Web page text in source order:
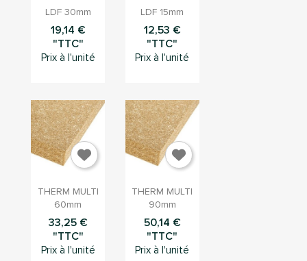
Aperçu
rapide
LDF 30mm
19,14 €
"TTC"
Prix à l'unité
Aperçu
rapide
LDF 15mm
12,53 €
"TTC"
Prix à l'unité
Aperçu
rapide
THERM MULTI
60mm
33,25 €
"TTC"
Prix à l'unité
Aperçu
rapide
THERM MULTI
90mm
50,14 €
"TTC"
Prix à l'unité